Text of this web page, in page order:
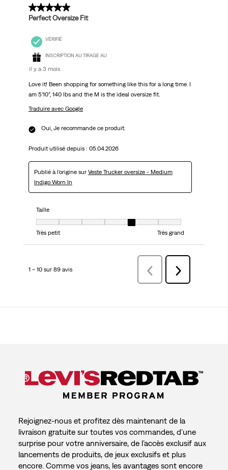
5 sur 5 étoiles.
Perfect Oversize Fit
VÉRIFIÉ
INSCRIPTION AU TIRAGE AU
il y a 3 mois
Love it! Been shopping for something like this for a long time. I
am 5’10”, 140 lbs and the M is the ideal oversize fit.
Traduire avec Google
Oui, Je recommande ce produit.
Produit utilisé depuis : 05.04.2026
Publié à l'origine sur Veste Trucker oversize - Medium
Indigo Worn In
Taille
Taille, 5 sur 7, où 1 est égal à Très petit et 7 est égal à Très grand
Très petit
Très grand
1 – 10 sur 89 avis PrécédentavisSuivant
avis
Rejoignez-nous et profitez dès maintenant de la
livraison gratuite sur toutes vos commandes, d’une
surprise pour votre anniversaire, de l’accès exclusif aux
lancements de produits, de jeux exclusifs et plus
encore. Comme vos jeans, les avantages sont encore